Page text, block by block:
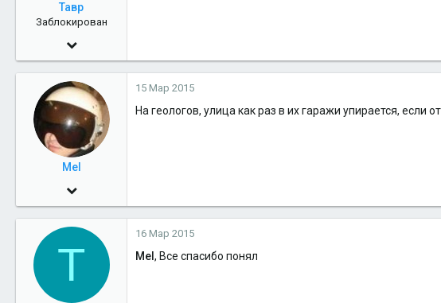
Тавр
Заблокирован
7 Ноя 2010
5,139
36
тут
Mel
1 Июн 2009
2,485
38
15 Мар 2015
На геологов, улица как раз в их гаражи упирается, если
Т
16 Мар 2015
Mel , Все спасибо понял